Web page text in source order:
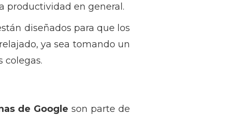
productividad en general.
diseñados para que los
ya sea tomando un
colegas.
de Google son parte de